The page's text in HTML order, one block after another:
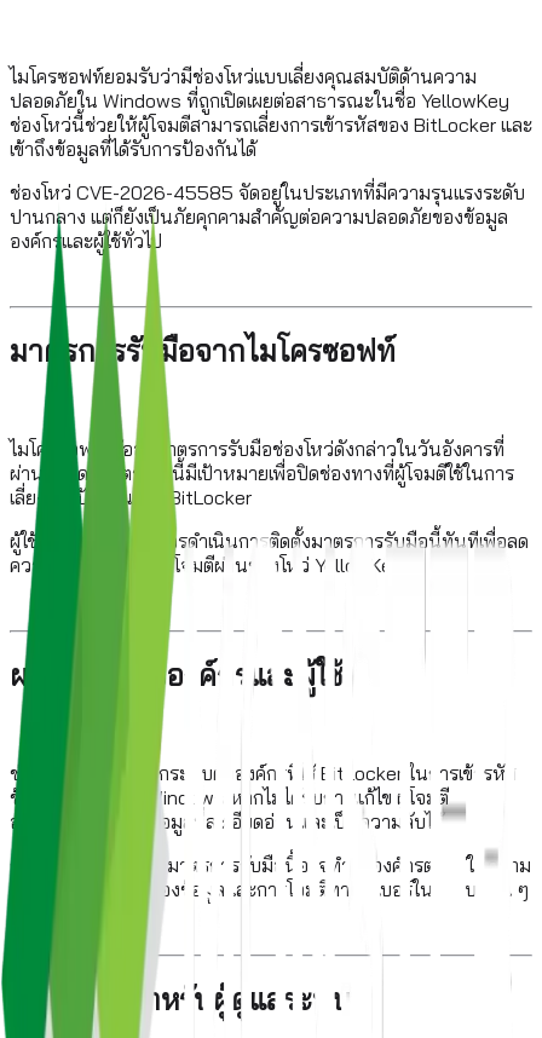
ไมโครซอฟท์ยอมรับว่ามีช่องโหว่แบบเลี่ยงคุณสมบัติด้านความ
ปลอดภัยใน Windows ที่ถูกเปิดเผยต่อสาธารณะในชื่อ YellowKey
ช่องโหว่นี้ช่วยให้ผู้โจมตีสามารถเลี่ยงการเข้ารหัสของ BitLocker และ
เข้าถึงข้อมูลที่ได้รับการป้องกันได้
ช่องโหว่ CVE-2026-45585 จัดอยู่ในประเภทที่มีความรุนแรงระดับ
ปานกลาง แต่ก็ยังเป็นภัยคุกคามสำคัญต่อความปลอดภัยของข้อมูล
องค์กรและผู้ใช้ทั่วไป
มาตรการรับมือจากไมโครซอฟท์
ไมโครซอฟท์ได้ออกมาตรการรับมือช่องโหว่ดังกล่าวในวันอังคารที่
ผ่านมา โดยมาตรการนี้มีเป้าหมายเพื่อปิดช่องทางที่ผู้โจมตีใช้ในการ
เลี่ยงการป้องกันของ BitLocker
ผู้ใช้และผู้ดูแลระบบควรดำเนินการติดตั้งมาตรการรับมือนี้ทันทีเพื่อลด
ความเสี่ยงจากการถูกโจมตีผ่านช่องโหว่ YellowKey
ผลกระทบต่อองค์กรและผู้ใช้
ช่องโหว่นี้อาจส่งผลกระทบต่อองค์กรที่ใช้ BitLocker ในการเข้ารหัส
ข้อมูลบนอุปกรณ์ Windows หากไม่ได้รับการแก้ไข ผู้โจมตี
อาจสามารถเข้าถึงข้อมูลที่ละเอียดอ่อนและเป็นความลับได้
การละเลยการอัปเดตมาตรการรับมือนี้อาจทำให้องค์กรตกอยู่ในความ
เสี่ยงต่อการรั่วไหลของข้อมูลและการโจมตีทางไซเบอร์ในรูปแบบอื่น ๆ
คำแนะนำสำหรับผู้ดูแลระบบ